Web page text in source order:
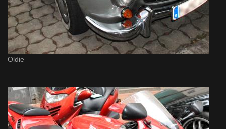
Oldie